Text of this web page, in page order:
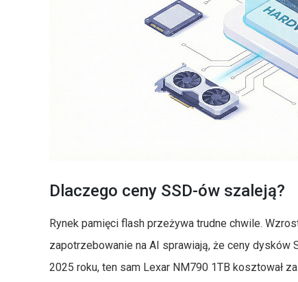
Dlaczego ceny SSD-ów szaleją?
Rynek pamięci flash przeżywa trudne chwile.
zapotrzebowanie na AI sprawiają, że ceny
2025 roku, ten sam Lexar NM790 1TB kosztował